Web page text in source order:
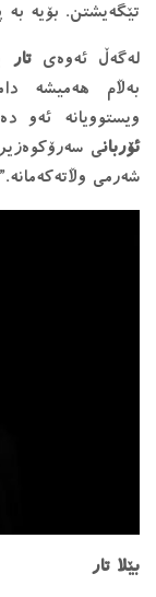
تێگەیشتن. بۆیە
لەگەڵ ئەوەیتار
بەڵام هەمیشە
ویستوویانە ئەو
ئۆربانی
شەرمی وڵاتەکەمانە.”
بێلا تار